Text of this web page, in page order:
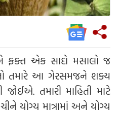
એક સાદો મસાલો જ
તમારે આ ગેરસમજને શક્ય
તમારી માહિતી માટે
યોગ્ય માત્રામાં અને યોગ્ય